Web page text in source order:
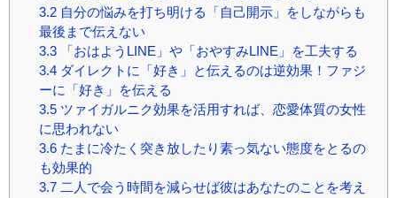
3.2自分の悩みを打ち明ける「自己開示」をしながらも
最後まで伝えない
3.3「おはようLINE」や「おやすみLINE」を工夫する
3.4ダイレクトに「好き」と伝えるのは逆効果！ファジ
ーに「好き」を伝える
3.5ツァイガルニク効果を活用すれば、恋愛体質の女性
に思われない
3.6たまに冷たく突き放したり素っ気ない態度をとるの
も効果的
3.7二人で会う時間を減らせば彼はあなたのことを考え